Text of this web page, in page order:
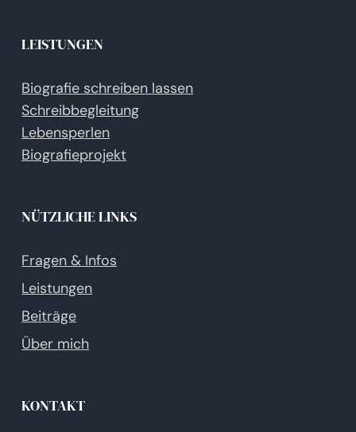
LEISTUNGEN
Biografie schreiben lassen
Schreibbegleitung
Lebensperlen
Biografieprojekt
NÜTZLICHE LINKS
Fragen & Infos
Leistungen
Beiträge
Über mich
KONTAKT